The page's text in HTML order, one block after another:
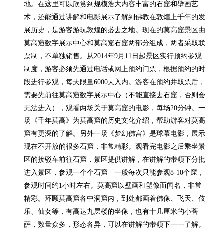
地。在这里可以欣赏到规模浩大内容丰富的石窟和壁画艺
术，还能通过讲解和电影展示了解到佛教在敦煌上千年的发
展历史，是游客游玩敦煌的必去之地。现在的莫高窟景区由
莫高窟数字展示中心和莫高窟石窟两部分组成，两者采取联
票制，不单独销售。从2014年9月11日起景区实行预约参观
制度，游客必须先通过电话或网上预约门票，根据预约的时
段进行参观，每天限量6000人入内。游客在预约并取票后，
需要先前往莫高窟数字展示中心（不能直接去石窟，否则会
无法进入），观看两场关于莫高窟的电影，每场20分钟。一
场《千年莫高》为莫高窟的历史文化介绍，帮助游客对莫高
窟有更深的了解。另外一场《梦幻佛宫》是球幕电影，展示
现在不开放的很多石窟，非常精彩。观看完电影之后乘坐景
区的接驳车前往石窟，景区提供讲解，在讲解的带领下分批
进入景区，参观一个个石窟，一般每次只能参观8-10个窟，
参观时间约1小时左右。莫高窟以壁画和塑像而闻名，非常
精彩。环顾莫高窟各中洞窟内，到处都画着佛像、飞天、伎
乐、仙女等，有高达九层楼的坐像，也有十几厘米的小菩
萨，数量众多，形态各异，可以在讲解的带领下一一了解。